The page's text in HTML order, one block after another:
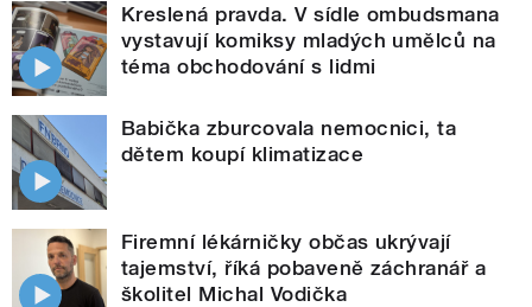
Kreslená pravda. V sídle ombudsmana
vystavují komiksy mladých umělců na
téma obchodování s lidmi
Babička zburcovala nemocnici, ta
dětem koupí klimatizace
Firemní lékárničky občas ukrývají
tajemství, říká pobaveně záchranář a
školitel Michal Vodička